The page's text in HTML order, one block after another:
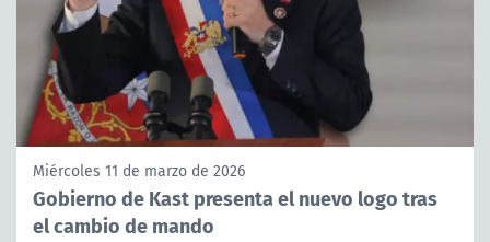
Miércoles 11 de marzo de 2026
Gobierno de Kast presenta el nuevo logo tras
el cambio de mando